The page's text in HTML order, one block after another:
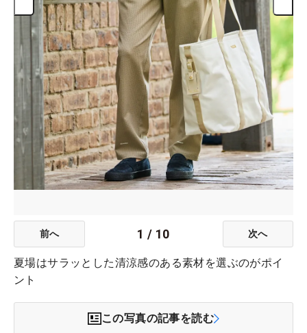
前へ 1 / 10 次へ
夏場はサラッとした清涼感のある素材を選ぶのがポイ
ント
この写真の記事を読む